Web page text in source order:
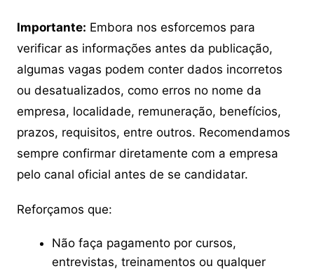
Importante: Embora nos esforcemos para
verificar as informações antes da publicação,
algumas vagas podem conter dados incorretos
ou desatualizados, como erros no nome da
empresa, localidade, remuneração, benefícios,
prazos, requisitos, entre outros. Recomendamos
sempre confirmar diretamente com a empresa
pelo canal oficial antes de se candidatar.
Reforçamos que:
Não faça pagamento por cursos,
entrevistas, treinamentos ou qualquer